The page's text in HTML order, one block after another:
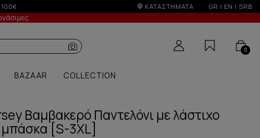
ΚΑΤΑΣΤΗΜΑΤΑ GR | EN | SRB
0
BAZAAR COLLECTION
Βαμβακερό Παντελόνι με λάστιχο
[S-3XL]